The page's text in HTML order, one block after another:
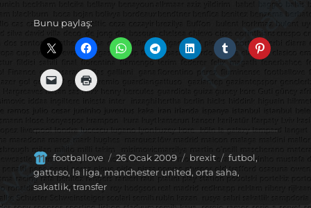
Bunu paylaş:
Yazar
footballove
Yayın
tarihi
26 Ocak 2009 Kategoriler
brexit Etiketler
futbol,
gattuso, la liga, manchester united, orta saha,
sakatlik, transfer